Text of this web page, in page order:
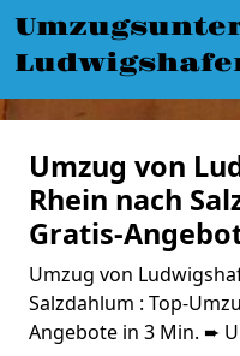
Umzug von
Rhein nach
Gratis-
Umzug von
Salzdahlum : Top-
Angebote in 3 Min. ➨